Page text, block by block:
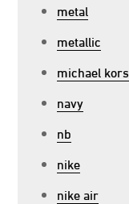
metal
metallic
michael kors
navy
nb
nike
nike air